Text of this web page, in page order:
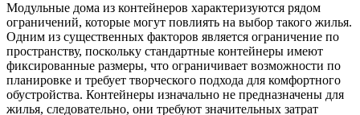
Модульные дома из контейнеров характеризуются рядом
ограничений, которые могут повлиять на выбор такого жилья.
Одним из существенных факторов является ограничение по
пространству, поскольку стандартные контейнеры имеют
фиксированные размеры, что ограничивает возможности по
планировке и требует творческого подхода для комфортного
обустройства. Контейнеры изначально не предназначены для
жилья, следовательно, они требуют значительных затрат